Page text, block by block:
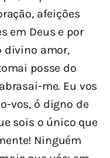
afeições
em Deus e por
divino amor,
posse do
me. Eu vos
vos, ó digno de
sois o único que
Ninguém